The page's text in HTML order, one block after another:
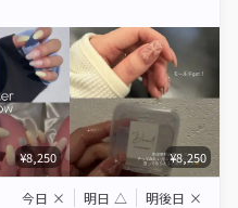
¥8,250 ¥8,250
今日 × 明日 △ 明後日 ×